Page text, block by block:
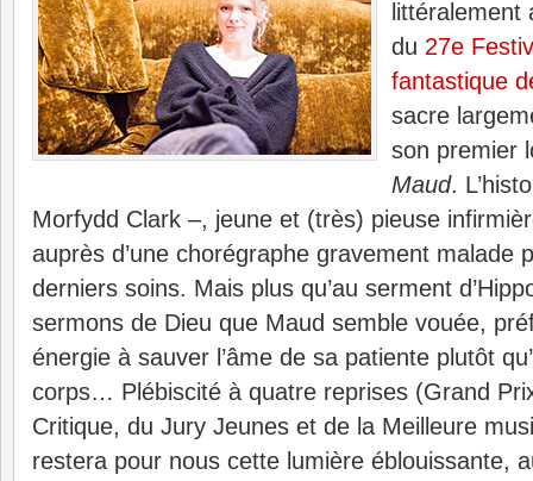
littéralement
du 27e
fantastique
sacre
son premier
Maud.
Morfydd Clark –, jeune et (très) pieuse
auprès d’une chorégraphe gravement malade
derniers soins. Mais plus qu’au serment
sermons de Dieu que Maud semble vouée,
énergie à sauver l’âme de sa patiente plutôt
corps… Plébiscité à quatre reprises (Grand
Critique, du Jury Jeunes et de la Meilleure
restera pour nous cette lumière éblouissante,